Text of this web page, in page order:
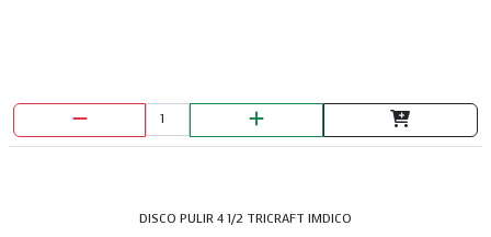
DISCO PULIR 4 1/2 TRICRAFT IMDICO
© 2026 Powered by Colmotion.com.co ·